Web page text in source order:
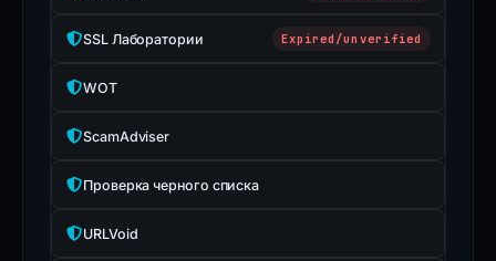
SSL Лаборатории Expired/unverified
WOT
ScamAdviser
Проверка черного списка
URLVoid